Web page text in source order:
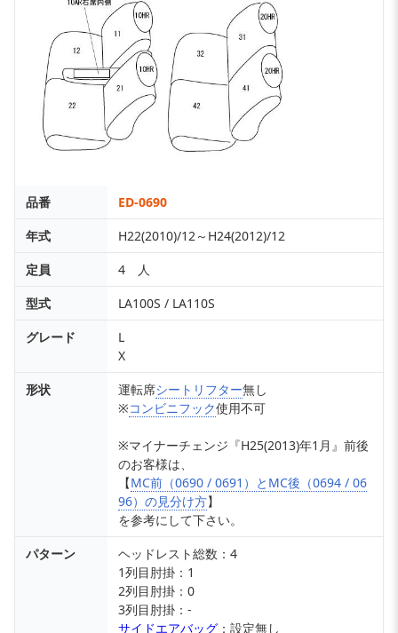
品番
ED-0690
年式
H22(2010)/12～H24(2012)/12
定員
4 人
型式
LA100S / LA110S
グレード
L
X
形状
運転席シートリフター無し
※コンビニフック使用不可
※マイナーチェンジ『H25(2013)年1月』前後
のお客様は、
【MC前（0690 / 0691）とMC後（0694 / 06
96）の見分け方】
を参考にして下さい。
パターン
ヘッドレスト総数：4
1列目肘掛：1
2列目肘掛：0
3列目肘掛：-
サイドエアバッグ ：設定無し